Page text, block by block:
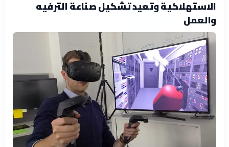
الاستهلاكية وتعيد تشكيل صناعة الترفيه
والعمل